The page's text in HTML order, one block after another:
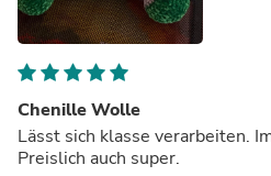
Chenille Wolle
Lässt sich klasse verarbeiten.
Preislich auch super.